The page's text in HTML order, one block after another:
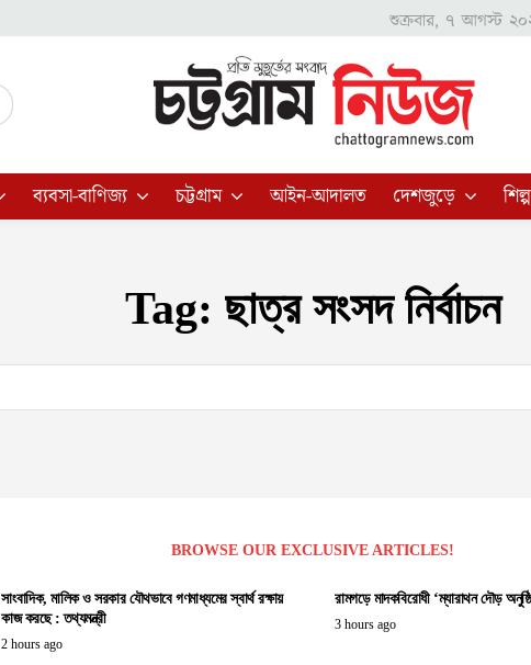
শুক্রবার, ৭ আগস্ট
ব্যবসা-বাণিজ্য চট্টগ্রাম আইন-আদালত দেশজুড়ে
Tag: ছাত্র সংসদ নির্বাচন
BROWSE OUR EXCLUSIVE ARTICLES!
সাংবাদিক, মালিক ও সরকার যৌথভাবে গণমাধ্যমের স্বার্থ রক্ষায়
কাজ করছে : তথ্যমন্ত্রী
2 hours ago
রামগড়ে মাদকবিরোধী ‘ম্যারাথন দৌড়
3 hours ago